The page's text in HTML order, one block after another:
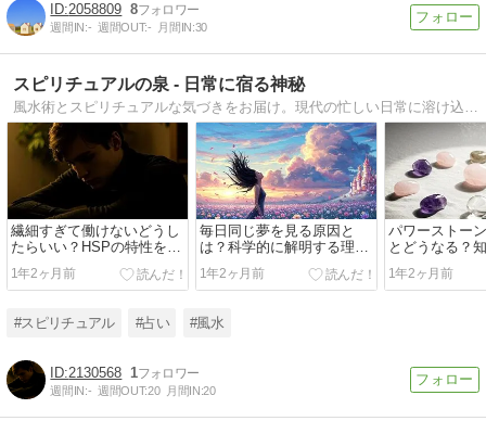
2058809 8
週間IN:- 週間OUT:- 月間IN:30
スピリチュアルの泉 - 日常に宿る神秘
風水術とスピリチュアルな気づきをお届け。現代の忙しい日常に溶け込む心の安らぎと、本来の自分を取り戻すための小さな一歩を、このブログから始めてみませんか。
繊細すぎて働けないどうし
たらいい？HSPの特性を活
かした働き方
1年2ヶ月前
毎日同じ夢を見る原因と
は？科学的に解明する理由
と対処法
1年2ヶ月前
パワーストー
とどうなる？
き影響と対処法
1年2ヶ月前
#スピリチュアル #占い #風水
2130568 1
週間IN:- 週間OUT:20 月間IN:20